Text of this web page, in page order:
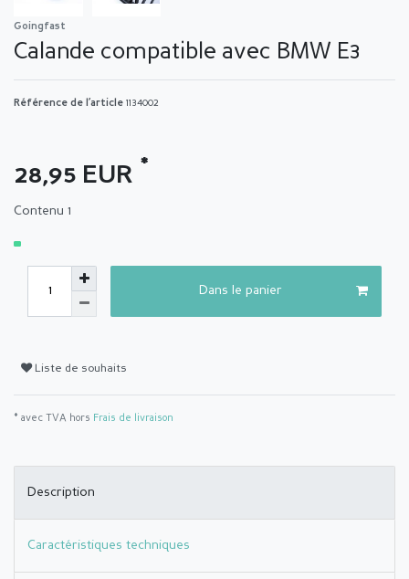
Goingfast
Calande compatible avec BMW E3
Référence de l’article 1134002
28,95 EUR *
Contenu 1
Dans le panier
Liste de souhaits
* avec TVA hors Frais de livraison
Description
Caractéristiques techniques